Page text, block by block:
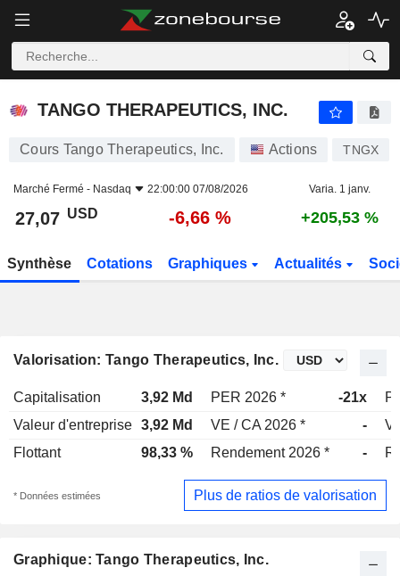
TANGO THERAPEUTICS, INC.
TANGO THERAPEUTICS, INC.
Cours Tango Therapeutics, Inc. Actions TNGX
Marché Fermé - Nasdaq 22:00:00 07/08/2026 Varia. 1 janv.
27,07 USD -6,66 % +205,53 %
Synthèse Cotations Graphiques Actualités
Valorisation: Tango Therapeutics, Inc.
Capitalisation 3,92 Md PER 2026 * -21x
Valeur d'entreprise 3,92 Md VE / CA 2026 * -
Flottant
98,33 % Rendement 2026 * -
* Données estimées Plus de ratios de valorisation
Graphique: Tango Therapeutics, Inc.